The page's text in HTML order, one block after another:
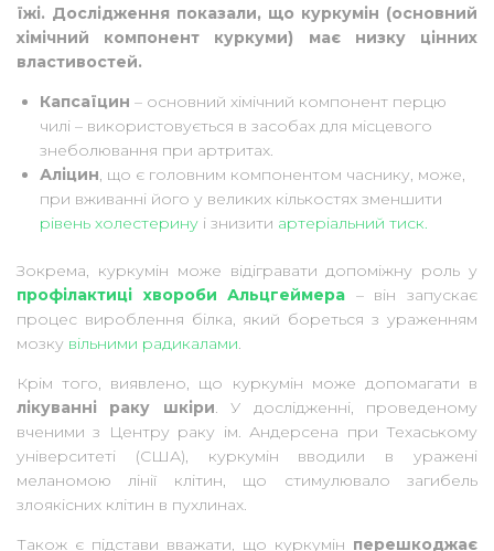
їжі. Дослідження показали, що куркумін (основний
хімічний компонент куркуми) має низку цінних
властивостей.
Капсаїцин – основний хімічний компонент перцю
чилі – використовується в засобах для місцевого
знеболювання при артритах.
Аліцин, що є головним компонентом часнику, може,
при вживанні його у великих кількостях зменшити
рівень холестерину і знизити артеріальний тиск.
Зокрема, куркумін може відігравати допоміжну роль у
профілактиці хвороби Альцгеймера – він запускає
процес вироблення білка, який бореться з ураженням
мозку вільними радикалами.
Крім того, виявлено, що куркумін може допомагати в
лікуванні раку шкіри. У дослідженні, проведеному
вченими з Центру раку ім. Андерсена при Техаському
університеті (США), куркумін вводили в уражені
меланомою лінії клітин, що стимулювало загибель
злоякісних клітин в пухлинах.
Також є підстави вважати, що куркумін перешкоджає